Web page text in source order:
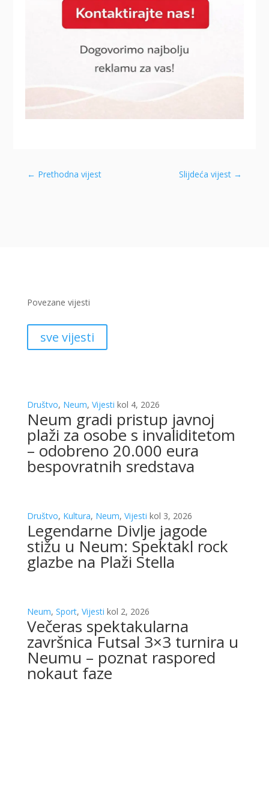
← Prethodna vijest Slijdeća vijest →
Povezane vijesti
sve vijesti
Društvo, Neum, Vijesti kol 4, 2026
Neum gradi pristup javnoj
plaži za osobe s invaliditetom
– odobreno 20.000 eura
bespovratnih sredstava
Društvo, Kultura, Neum, Vijesti kol 3, 2026
Legendarne Divlje jagode
stižu u Neum: Spektakl rock
glazbe na Plaži Stella
Neum, Sport, Vijesti kol 2, 2026
Večeras spektakularna
završnica Futsal 3×3 turnira u
Neumu – poznat raspored
nokaut faze